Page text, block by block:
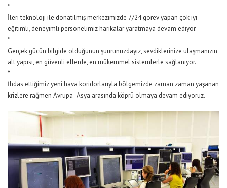
*
İleri teknoloji ile donatılmış merkezimizde 7/24 görev yapan çok iyi
eğitimli, deneyimli personelimiz harikalar yaratmaya devam ediyor.
*
Gerçek gücün bilgide olduğunun şuurunuzdayız, sevdiklerinize ulaşmanızın
alt yapısı, en güvenli ellerde, en mükemmel sistemlerle sağlanıyor.
*
İhdas ettiğimiz yeni hava koridorlarıyla bölgemizde zaman zaman yaşanan
krizlere rağmen Avrupa- Asya arasında köprü olmaya devam ediyoruz.